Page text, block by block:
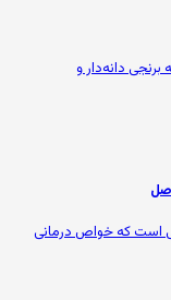
دانه‌دار و
است که خواص درمانی